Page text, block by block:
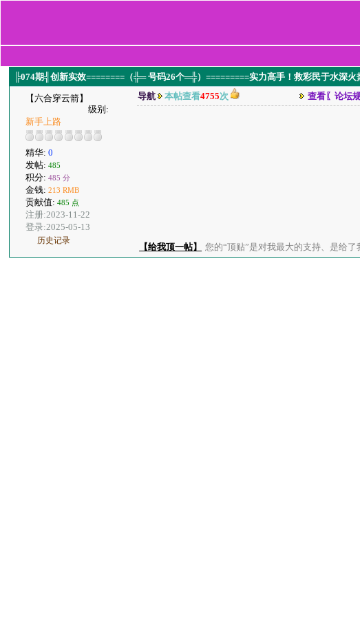
╠074期╣创新实效========（╬═ 号码26个═╬）=========实力高手！救彩民于水深火
【六合穿云箭】
级别:
新手上路
精华:0
发帖:485
积分:485 分
金钱:213 RMB
贡献值:485 点
注册:2023-11-22
登录:2025-05-13
历史记录
导航 本帖查看4755次 查看〖论坛规
【给我顶一帖】 您的“顶贴”是对我最大的支持、是给